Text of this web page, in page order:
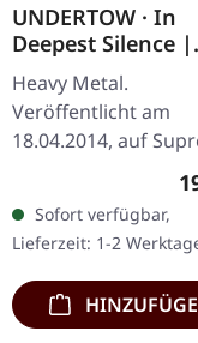
UNDERTOW · In
Deepest Silence |
BLACK LP
Heavy Metal.
Veröffentlicht am
18.04.2014, auf
Schwarzes Vinyl im
Gatefold-Cover.
auf 200 Exemplare. ·
Vinyl…
Sofort verfügbar,
Lieferzeit: 1-2